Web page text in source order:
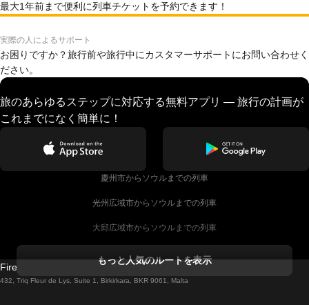
最大1年前まで便利に列車チケットを予約できます！
実際の人によるサポート
お困りですか？旅行前や旅行中にカスタマーサポートにお問い合わせく
ださい。
旅のあらゆるステップに対応する無料アプリ — 旅行の計画が
これまでになく簡単に！
慶州市からソウルまでの列車
光州広域市からソウルまでの列車
大邱広域市からソウルまでの列車
ダブリンからゴールウェイまでの列車
もっと人気のルートを表示
Firebird GT Limited (OC 1451)
432, Triq Fleur de Lys, Suite 1, Birkirkara, BKR 9061, Malta